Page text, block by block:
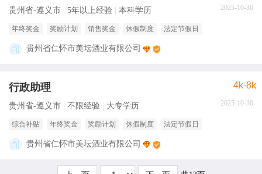
2025-10-30
贵州省-遵义市 5年以上经验 本科学历
年终奖金 奖励计划 销售奖金 休假制度 法定节假日
贵州省仁怀市美坛酒业有限公司
行政助理 4k-8k
2025-10-30
贵州省-遵义市 不限经验 大专学历
综合补贴 年终奖金 奖励计划 休假制度 法定节假日
贵州省仁怀市美坛酒业有限公司